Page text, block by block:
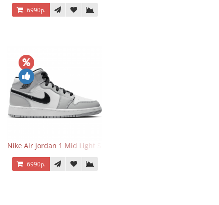
6990р.
Nike Air Jordan 1 Mid Light Smoke Grey
6990р.